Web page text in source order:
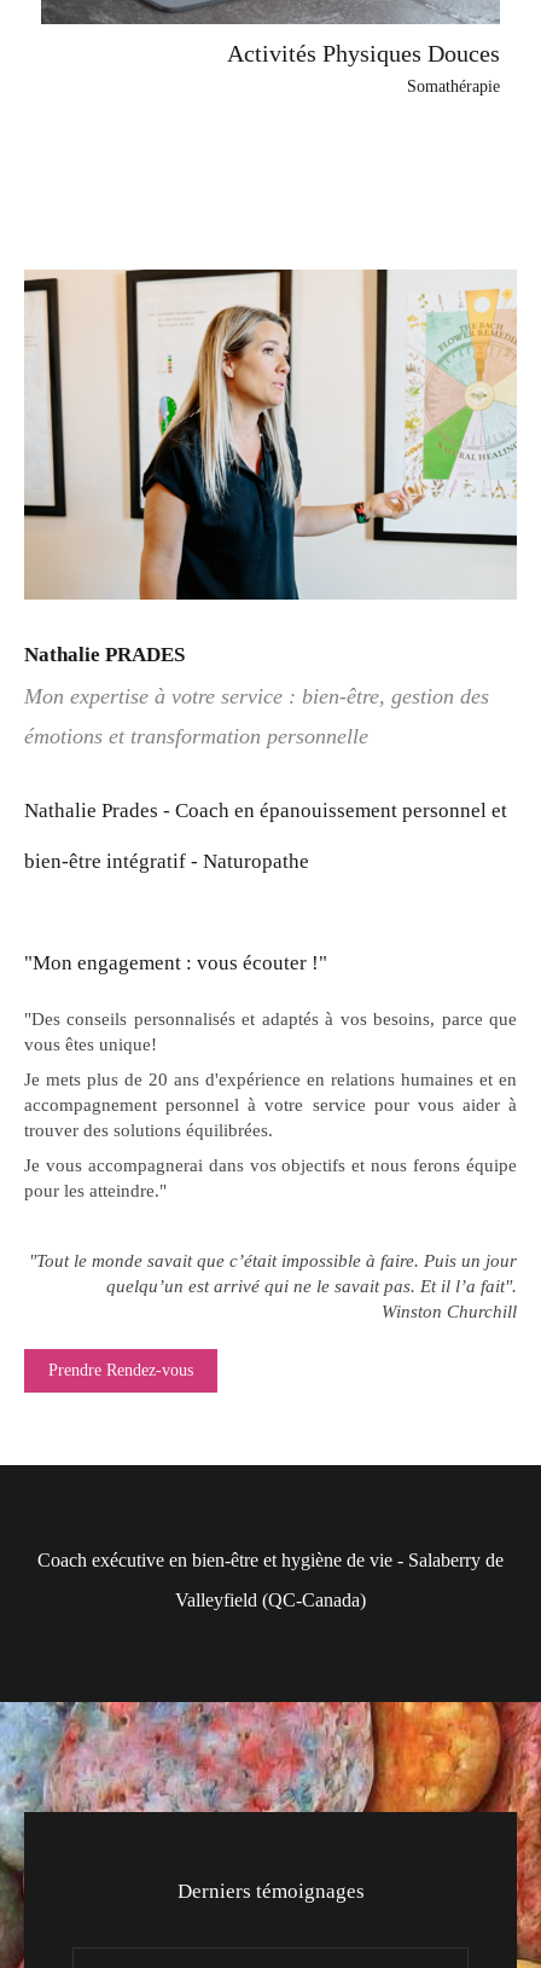
Activités Physiques Douces
Somathérapie
Nathalie PRADES
Mon expertise à votre service : bien-être, gestion des
émotions et transformation personnelle
Nathalie Prades - Coach en épanouissement personnel et
bien-être intégratif - Naturopathe
"Mon engagement : vous écouter !"
"Des conseils personnalisés et adaptés à vos besoins, parce que
vous êtes unique!
Je mets plus de 20 ans d'expérience en relations humaines et en
accompagnement personnel à votre service pour vous aider à
trouver des solutions équilibrées.
Je vous accompagnerai dans vos objectifs et nous ferons équipe
pour les atteindre."
"Tout le monde savait que c’était impossible à faire. Puis un jour
quelqu’un est arrivé qui ne le savait pas. Et il l’a fait".
Winston Churchill
Prendre Rendez-vous
Coach exécutive en bien-être et hygiène de vie - Salaberry de
Valleyfield (QC-Canada)
Derniers témoignages